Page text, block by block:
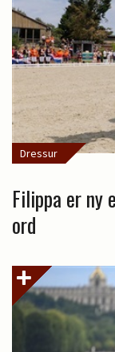
Dressur
Filippa er ny
ord